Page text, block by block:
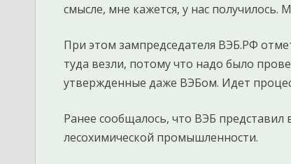
смысле, мне кажется, у нас
При этом зампредседателя ВЭБ.РФ
туда везли, потому что надо было
утвержденные даже ВЭБом. Идет
Ранее сообщалось, что ВЭБ
лесохимической промышленности.